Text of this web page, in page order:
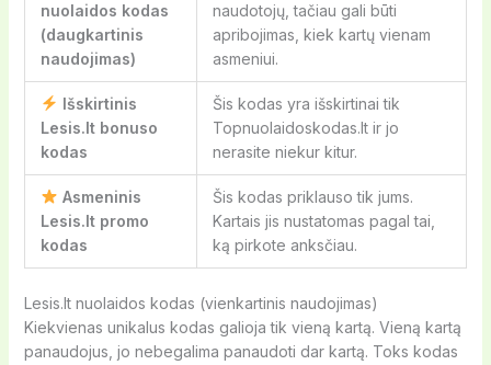
nuolaidos kodas
(daugkartinis
naudojimas)
naudotojų, tačiau gali būti
apribojimas, kiek kartų vienam
asmeniui.
Išskirtinis
Lesis.lt bonuso
kodas
Šis kodas yra išskirtinai tik
Topnuolaidoskodas.lt ir jo
nerasite niekur kitur.
Asmeninis
Lesis.lt promo
kodas
Šis kodas priklauso tik jums.
Kartais jis nustatomas pagal tai,
ką pirkote anksčiau.
Lesis.lt nuolaidos kodas (vienkartinis naudojimas)
Kiekvienas unikalus kodas galioja tik vieną kartą. Vieną kartą
panaudojus, jo nebegalima panaudoti dar kartą. Toks kodas